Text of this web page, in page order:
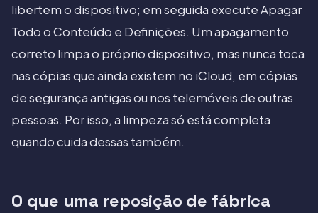
libertem o dispositivo; em seguida execute Apagar
Todo o Conteúdo e Definições. Um apagamento
correto limpa o próprio dispositivo, mas nunca toca
nas cópias que ainda existem no iCloud, em cópias
de segurança antigas ou nos telemóveis de outras
pessoas. Por isso, a limpeza só está completa
quando cuida dessas também.
O que uma reposição de fábrica